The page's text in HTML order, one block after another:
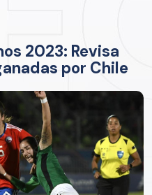
2023: Revisa
por Chile